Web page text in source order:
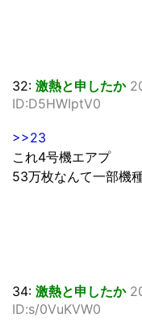
32: 激熱と申したか
ID:D5HWIptV0
>>23
これ4号機エアプ
53万枚なんて一部機
34: 激熱と申したか
ID:s/0VuKVW0